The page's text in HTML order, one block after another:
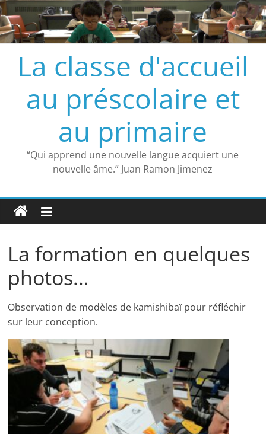
Passer
au
contenu
La classe d'accueil
au préscolaire et
au primaire
“Qui apprend une nouvelle langue acquiert une
nouvelle âme.” Juan Ramon Jimenez
La formation en quelques
photos…
Observation de modèles de kamishibaï pour réfléchir
sur leur conception.